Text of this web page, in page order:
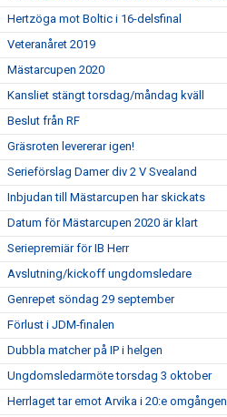
Hertzöga mot Boltic i 16-delsfinal
Veteranåret 2019
Mästarcupen 2020
Kansliet stängt torsdag/måndag kväll
Beslut från RF
Gräsroten levererar igen!
Serieförslag Damer div 2 V Svealand
Inbjudan till Mästarcupen har skickats
Datum för Mästarcupen 2020 är klart
Seriepremiär för IB Herr
Avslutning/kickoff ungdomsledare
Genrepet söndag 29 september
Förlust i JDM-finalen
Dubbla matcher på IP i helgen
Ungdomsledarmöte torsdag 3 oktober
Herrlaget tar emot Arvika i 20:e omgången